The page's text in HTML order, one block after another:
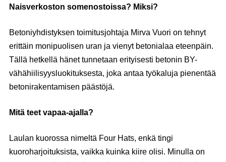
Naisverkoston somenostoissa? Miksi?
Betoniyhdistyksen toimitusjohtaja Mirva Vuori on tehnyt
erittäin monipuolisen uran ja vienyt betonialaa eteenpäin.
Tällä hetkellä hänet tunnetaan erityisesti betonin BY-
vähähiilisyysluokituksesta, joka antaa työkaluja pienentää
betonirakentamisen päästöjä.
Mitä teet vapaa-ajalla?
Laulan kuorossa nimeltä Four Hats, enkä tingi
kuoroharjoituksista, vaikka kuinka kiire olisi. Minulla on